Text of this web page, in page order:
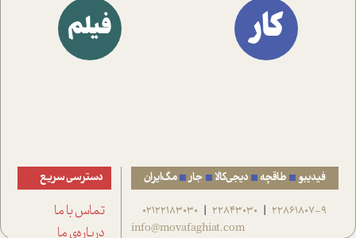
کار فیلم
فیدیبو طاقچه دیجی‌کالا جار مگ‌ایران
22861807-9
|
22843030
|
02122183030
info@movafaghiat.com
دسترسی سریع
تماس با ما
درباره‌ی ما